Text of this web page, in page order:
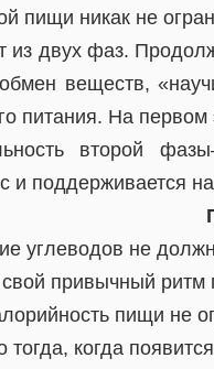
пищи никак не
из двух фаз.
веществ,
питания. На
второй
и поддерживается
углеводов не
привычный ритм
пищи не
тогда, когда